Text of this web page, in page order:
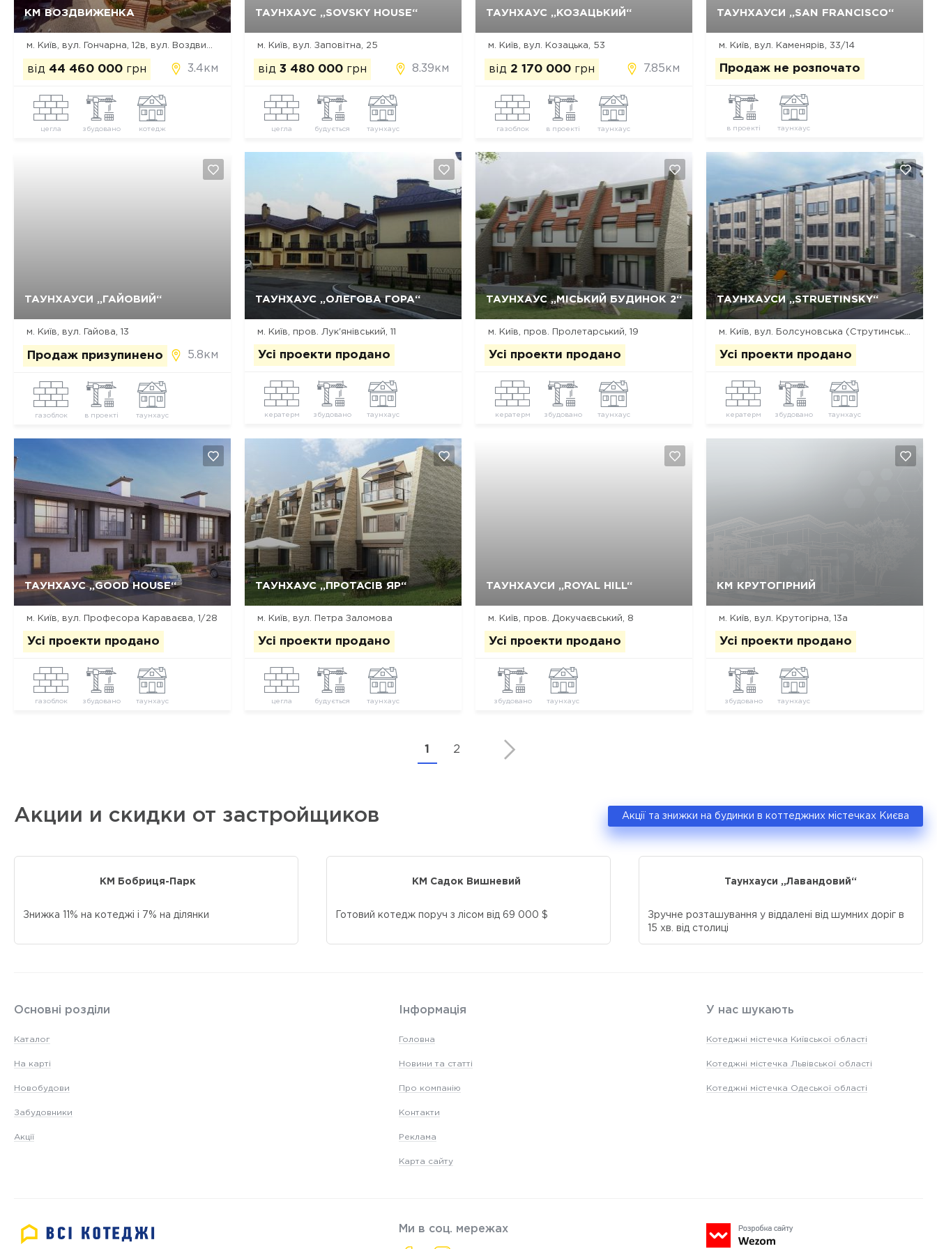
КМ ВОЗДВИЖЕНКА
від 44 460 000 грн 3.4км
цегла збудовано котедж
Так, видалити Відміна ТАУНХАУС „SOVSKY HOUSE“
м. Київ, вул. Заповітна, 25
від 3 480 000 грн 8.39км
цегла будується таунхаус
Так, видалити Відміна ТАУНХАУС „КОЗАЦЬКИЙ“
м. Київ, вул. Козацька, 53
від 2 170 000 грн 7.85км
газоблок в проекті таунхаус
Так, видалити Відміна ТАУНХАУСИ „SAN FRANCISCO“
м. Київ, вул. Каменярів, 33/14
Продаж не розпочато
в проекті таунхаус
ТАУНХАУСИ „ГАЙОВИЙ“
м. Київ, вул. Гайова, 13
Продаж призупинено 5.8км
газоблок в проекті таунхаус
Так, видалити Відміна ТАУНХАУС „ОЛЕГОВА ГОРА“
м. Київ, пров. Лук'янівський, 11
Усі проекти продано
кератерм збудовано таунхаус
Так, видалити Відміна
ТАУНХАУС „МІСЬКИЙ БУДИНОК 2“
м. Київ, пров. Пролетарський, 19
Усі проекти продано
кератерм збудовано таунхаус
Так, видалити Відміна
ТАУНХАУСИ „STRUETINSKY“
Усі проекти продано
кератерм збудовано таунхаус
Так, видалити Відміна
ТАУНХАУС „GOOD HOUSE“
м. Київ, вул. Професора Караваєва, 1/28
Усі проекти продано
газоблок збудовано таунхаус
Так, видалити
ТАУНХАУС „ПРОТАСІВ ЯР“
м. Київ, вул. Петра Заломова
Усі проекти продано
цегла будується таунхаус
Так, видалити Відміна
ТАУНХАУСИ „ROYAL HILL“
м. Київ, пров. Докучаєвський, 8
Усі проекти продано
збудовано таунхаус
КМ КРУТОГІРНИЙ
м. Київ, вул. Крутогірна, 13а
Усі проекти продано
збудовано таунхаус
Так, видалити
1 2
Акции и скидки от застройщиков Акції та знижки на будинки в коттеджних містечках Києва
КМ Бобриця-Парк
Знижка 11% на котеджі і 7% на ділянки
КМ Садок Вишневий
Готовий котедж поруч з лісом від 69 000 $
Таунхауси „Лавандовий“
Зручне розташування у віддалені від шумних доріг в
15 хв. від столиці
Основні розділи
Каталог
На карті
Новобудови
Забудовники
Акції
Інформація
Головна
Новини та статті
Про компанію
Контакти
Реклама
Карта сайту
У нас шукають
Котеджні містечка Київської області
Котеджні містечка Львівської області
Котеджні містечка Одеської області
Ми в соц. мережах